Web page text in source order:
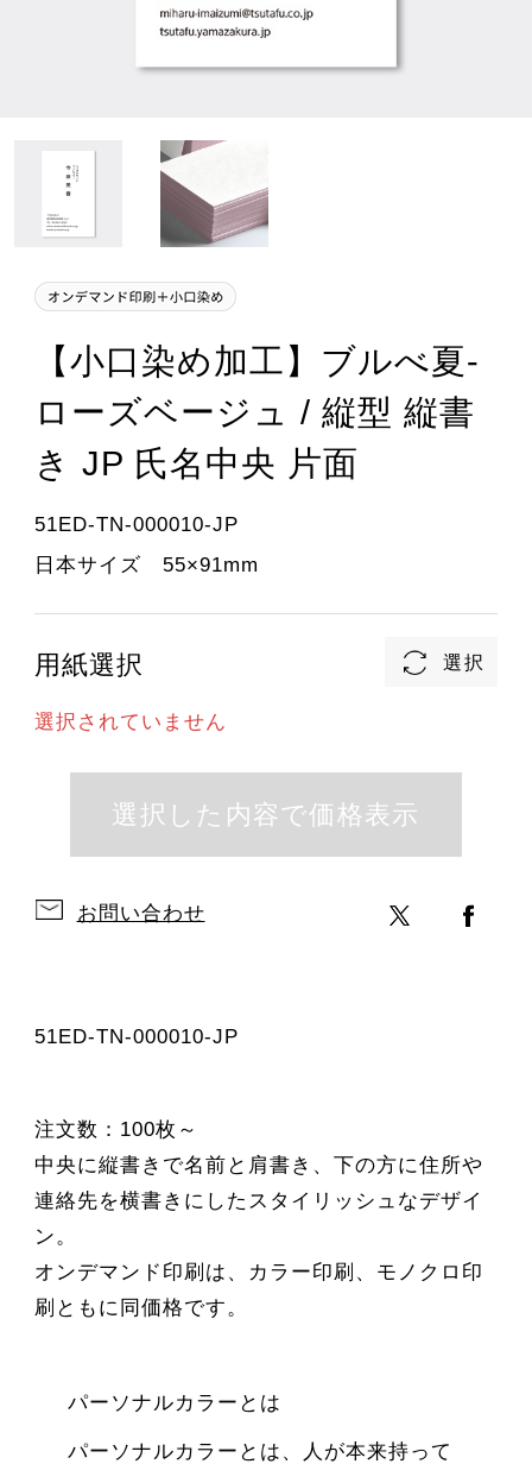
【小口染め加工】ブルべ夏-
ローズベージュ / 縦型 縦書
き JP 氏名中央 片面
51ED-TN-000010-JP
日本サイズ 55×91mm
用紙選択
選択されていません
お問い合わせ
51ED-TN-000010-JP
注文数：100枚～
中央に縦書きで名前と肩書き、下の方に住所や
連絡先を横書きにしたスタイリッシュなデザイ
ン。
オンデマンド印刷は、カラー印刷、モノクロ印
刷ともに同価格です。
パーソナルカラーとは
パーソナルカラーとは、人が本来持って